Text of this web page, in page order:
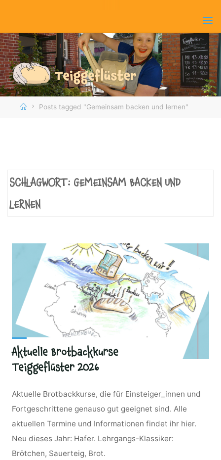
content
HomePosts tagged "Gemeinsam backen und lernen"
SCHLAGWORT: GEMEINSAM BACKEN UND
LERNEN
Aktuelle Brotbackkurse
Teiggeflüster 2026
Aktuelle Brotbackkurse, die für Einsteiger_innen und
Fortgeschrittene genauso gut geeignet sind. Alle
aktuellen Termine und Informationen findet ihr hier.
Neu dieses Jahr: Hafer. Lehrgangs-Klassiker:
Brötchen, Sauerteig, Brot.